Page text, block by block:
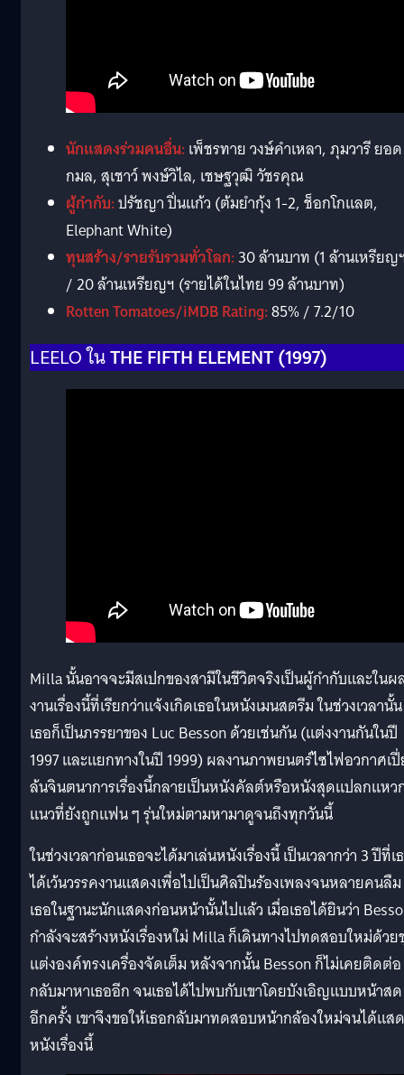
นักแสดงร่วมคนอื่น:เพ็ชรทาย วงษ์คำเหลา, ภุมวารี ยอด
กมล, สุเชาว์ พงษ์วิไล, เชษฐวุฒิ วัชรคุณ
ผู้กำกับ:ปรัชญา ปิ่นแก้ว (ต้มยำกุ้ง 1-2, ช็อกโกแลต,
Elephant White)
ทุนสร้าง/รายรับรวมทั่วโลก:30 ล้านบาท (1 ล้านเหรียญ
/ 20 ล้านเหรียญฯ (รายได้ในไทย 99 ล้านบาท)
Rotten Tomatoes/iMDB Rating:85% / 7.2/10
LEELO ในTHE FIFTH ELEMENT(1997)
Milla นั้นอาจจะมีสเปกของสามีในชีวิตจริงเป็นผู้กำกับและในผ
งานเรื่องนี้ที่เรียกว่าแจ้งเกิดเธอในหนังเมนสตรีม ในช่วงเวลานั้น
เธอก็เป็นภรรยาของ Luc Besson ด้วยเช่นกัน (แต่งงานกันในปี
1997 และแยกทางในปี 1999) ผลงานภาพยนตร์ไซไฟอวกาศเ
ล้นจินตนาการเรื่องนี้กลายเป็นหนังคัลต์หรือหนังสุดแปลกแหว
แนวที่ยังถูกแฟน ๆ รุ่นใหม่ตามหามาดูจนถึงทุกวันนี้
ในช่วงเวลาก่อนเธอจะได้มาเล่นหนังเรื่องนี้ เป็นเวลากว่า 3 ปีที่เ
ได้เว้นวรรคงานแสดงเพื่อไปเป็นศิลปินร้องเพลงจนหลายคนลืม
เธอในฐานะนักแสดงก่อนหน้านั้นไปแล้ว เมื่อเธอได้ยินว่า
กำลังจะสร้างหนังเรื่องหใม่ Milla ก็เดินทางไปทดสอบใหม่ด้ว
แต่งองค์ทรงเครื่องจัดเต็ม หลังจากนั้น Besson ก็ไม่เคยติดต่อ
กลับมาหาเธออีก จนเธอได้ไปพบกับเขาโดยบังเอิญแบบหน้าสด
อีกครั้ง เขาจึงขอให้เธอกลับมาทดสอบหน้ากล้องใหม่จนได้แส
หนังเรื่องนี้